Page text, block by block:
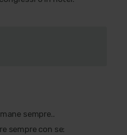
sempre..
sempre con se: